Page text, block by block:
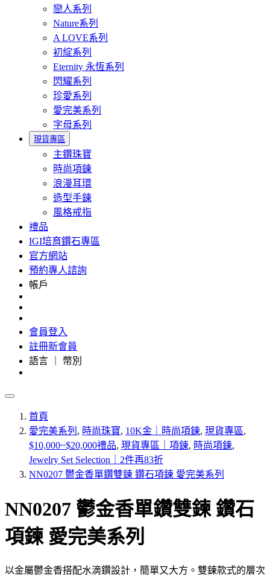
戀人系列
Nature系列
A LOVE系列
初綻系列
Eternity 永恆系列
閃耀系列
珍愛系列
愛完美系列
字母系列
現貨專區
主鑽珠寶
時尚項鍊
浪漫耳環
造型手鍊
風格戒指
禮品
IGI培育鑽石專區
官方網站
預約專人諮詢
帳戶
會員登入
註冊新會員
語言 ｜ 幣別
首頁
愛完美系列 , 時尚珠寶, 10K金｜時尚項鍊, 現貨專區,
$10,000~$20,000禮品, 現貨專區｜項鍊, 時尚項鍊,
Jewelry Set Selection｜2件再83折
NN0207 鬱金香單鑽雙鍊 鑽石項鍊 愛完美系列
NN0207 鬱金香單鑽雙鍊 鑽石
項鍊 愛完美系列
以金屬鬱金香搭配水滴鑽設計，簡單又大方。雙鍊款式的層次